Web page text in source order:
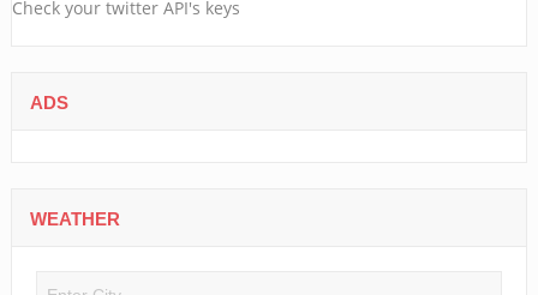
Check your twitter API's keys
ADS
WEATHER